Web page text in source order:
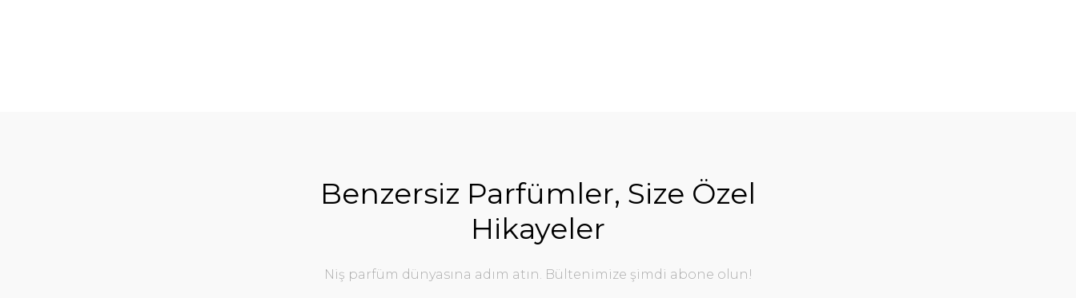
Benzersiz Parfümler, Size Özel
Hikayeler
Niş parfüm dünyasına adım atın. Bültenimize şimdi abone olun!